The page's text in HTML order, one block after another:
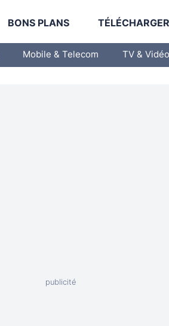
BONS PLANS
Mobile & Telecom TV & Vidéo